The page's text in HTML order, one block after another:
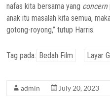
nafas kita bersama yang concern
anak itu masalah kita semua,
gotong-royong,” tutup Harris.
Tag pada: Bedah Film Layar
admin July 20, 2023